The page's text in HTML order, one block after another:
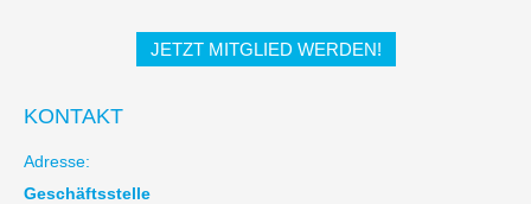
JETZT MITGLIED WERDEN!
KONTAKT
Adresse:
Geschäftsstelle